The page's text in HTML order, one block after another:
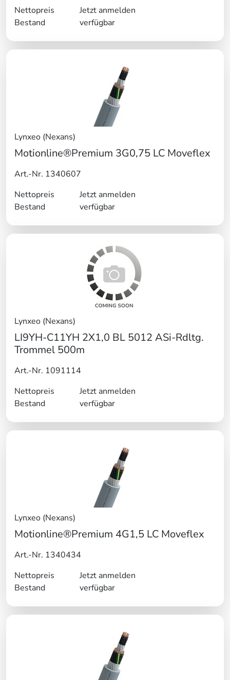
Nettopreis
Jetzt anmelden
Bestand
verfügbar
Lynxeo (Nexans)
Motionline®Premium 3G0,75 LC Moveflex
Art.-Nr. 1340607
Nettopreis
Jetzt anmelden
Bestand
verfügbar
Lynxeo (Nexans)
LI9YH-C11YH 2X1,0 BL 5012 ASi-Rdltg.
Trommel 500m
Art.-Nr. 1091114
Nettopreis
Jetzt anmelden
Bestand
verfügbar
Lynxeo (Nexans)
Motionline®Premium 4G1,5 LC Moveflex
Art.-Nr. 1340434
Nettopreis
Jetzt anmelden
Bestand
verfügbar